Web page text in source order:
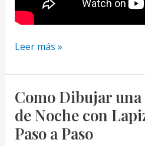
Como
una
Marina
con
Lapiz
muy
Leer más »
Como Dibujar
de Noche con
Paso a Paso